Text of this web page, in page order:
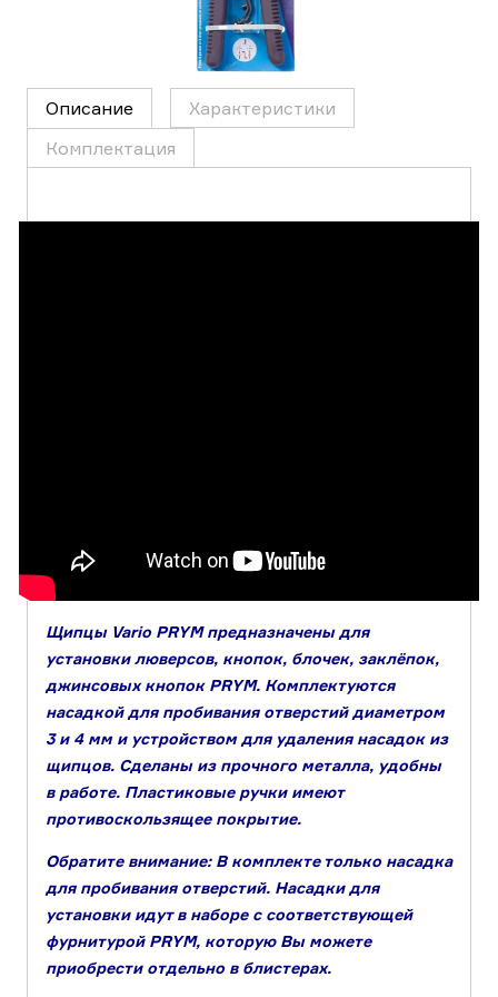
Описание
Характеристики
Комплектация
Щипцы Vario PRYM предназначены для
установки люверсов, кнопок, блочек, заклёпок,
джинсовых кнопок PRYM. Комплектуются
насадкой для пробивания отверстий диаметром
3 и 4 мм и устройством для удаления насадок из
щипцов. Сделаны из прочного металла, удобны
в работе. Пластиковые ручки имеют
противоскользящее покрытие.
Обратите внимание: В комплекте только насадка
для пробивания отверстий. Насадки для
установки идут в наборе с соответствующей
фурнитурой PRYM, которую Вы можете
приобрести отдельно в блистерах.